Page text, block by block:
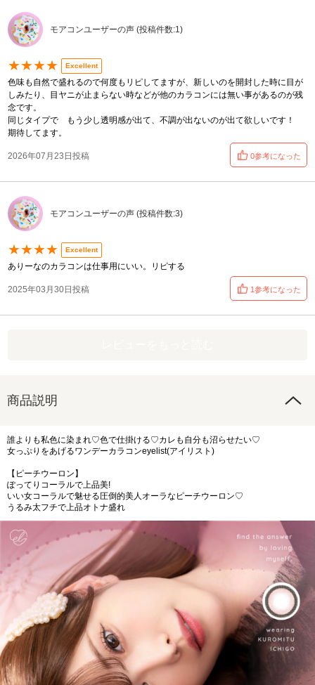
モアコンユーザーの声 (投稿件数:1)
★★★★ Excellent
色味も自然で盛れるので何度もリピしてますが、新しいのを開封した時に目が
しみたり、目ヤニが止まらない時などが他のカラコンには無い事があるのが残
念です。
同じタイプで もう少し透明感が出て、不調が出ないのが出て欲しいです！
期待してます。
2026年07月23日投稿 0参考になった
モアコンユーザーの声 (投稿件数:3)
★★★★ Excellent
ありーなのカラコンは仕事用にいい。リピする
2025年03月30日投稿 1参考になった
商品説明
誰よりも私色に染まれ♡色で仕掛ける♡カレも自分も沼らせたい♡
女っぷりをあげるワンデーカラコンeyelist(アイリスト)
【ピーチウーロン】
ぽってりコーラルで上品美!
いい女コーラルで魅せる圧倒的美人オーラなピーチウーロン♡
うるみ太フチで上品オトナ盛れ